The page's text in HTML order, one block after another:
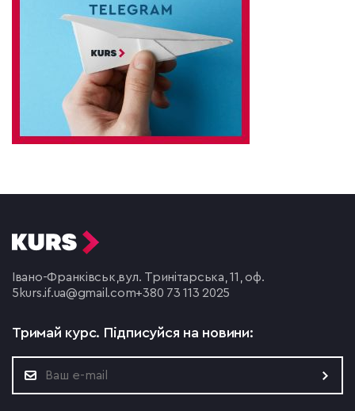
Івано-Франківськ, вул. Тринітарська, 11, оф.
5 kurs.if.ua@gmail.com+380 73 113 2025
Тримай курс. Підписуйся на новини: